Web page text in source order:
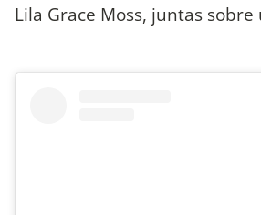
Lila Grace Moss, juntas